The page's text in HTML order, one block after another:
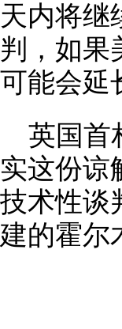
天内将继
判，如果
可能会延
英国首
实这份谅
技术性谈
建的霍尔